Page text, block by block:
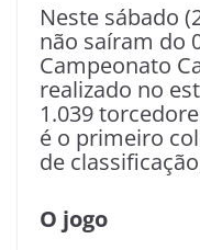
Neste sábado
não saíram do
Campeonato
realizado no
1.039
é o primeiro
de
O jogo